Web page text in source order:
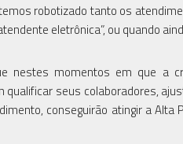
robotizado tanto os
eletrônica”, ou quando
nestes momentos em que a
qualificar seus colaboradores,
conseguirão atingir a